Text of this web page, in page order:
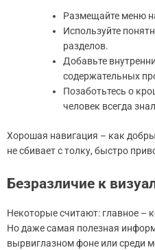
Размещайте меню
Используйте
разделов.
Добавьте
содержательных
Позаботьтесь о
человек всегда
Хорошая навигация – как
не сбивает с толку, быстро
Безразличие к
Некоторые считают: главное –
Но даже самая полезная
вырвиглазном фоне или среди